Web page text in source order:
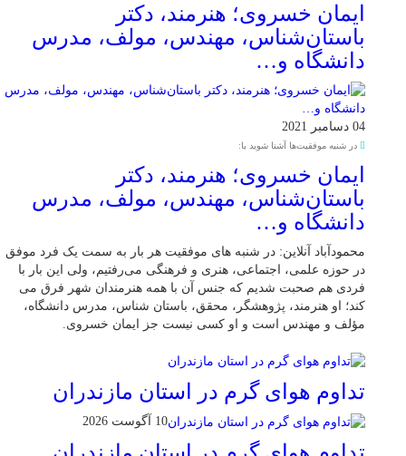
ایمان خسروی؛ هنرمند، دکتر
باستان‌شناس، مهندس، مولف، مدرس
دانشگاه و…
04 دسامبر 2021
در شنبه موفقیت‌ها آشنا شوید با:
ایمان خسروی؛ هنرمند، دکتر
باستان‌شناس، مهندس، مولف، مدرس
دانشگاه و…
محمودآباد آنلاین: در شنبه های موفقیت هر بار به سمت یک فرد موفق
در حوزه علمی، اجتماعی، هنری و فرهنگی می‌رفتیم، ولی این بار با
فردی هم صحبت شدیم که جنس آن با همه هنرمندان شهر فرق می
کند؛ او هنرمند، پژوهشگر، محقق، باستان شناس، مدرس دانشگاه،
مؤلف و مهندس است و او کسی نیست جز ایمان خسروی.
تداوم هوای گرم در استان مازندران
10 آگوست 2026